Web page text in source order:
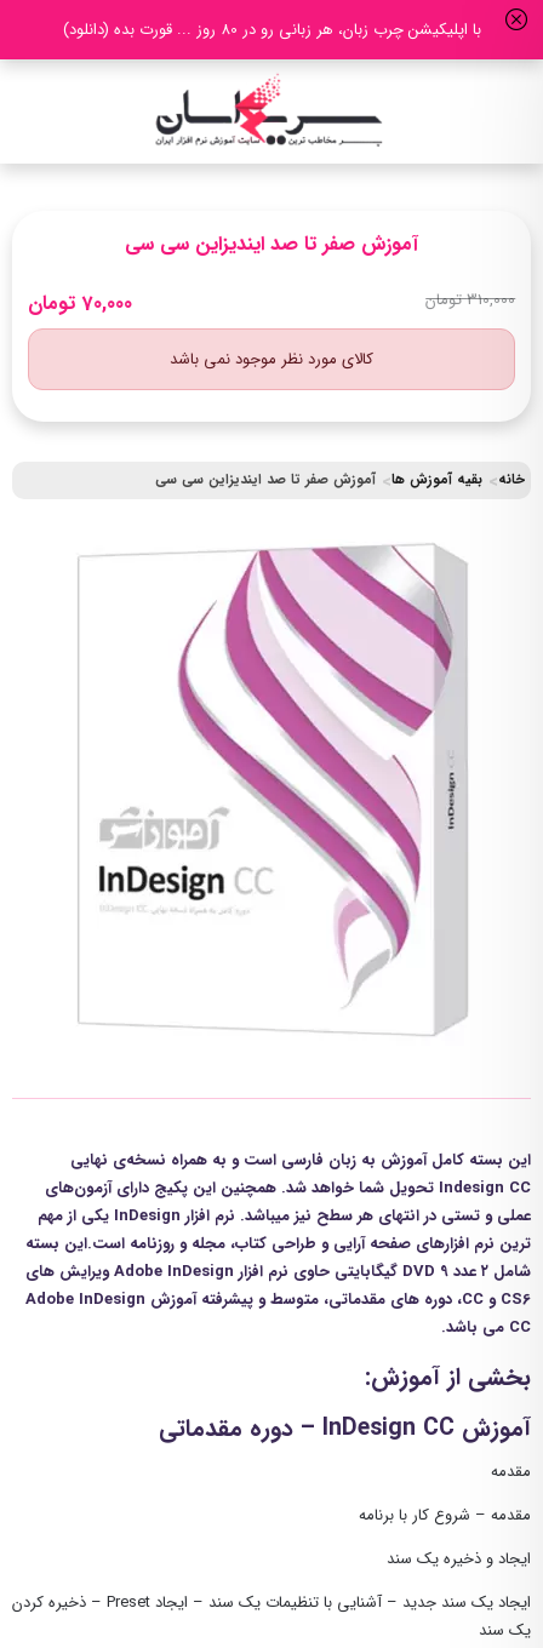
با اپلیکیشن چرب زبان، هر زبانی رو در 80 روز ... قورت بده (دانلود)
خانه بقیه آموزش ها آموزش صفر تا صد ایندیزاین سی سی
آموزش صفر تا صد ایندیزاین سی سی
310,000 تومان 70,000 تومان
کالای مورد نظر موجود نمی باشد
این بسته کامل آموزش به زبان فارسی است و به همراه نسخه‌ی نهایی
Indesign CC تحویل شما خواهد شد. همچنین این پکیج دارای آزمون‌های
عملی و تستی در انتهای هر سطح نیز میباشد. نرم افزار InDesign یکی از مهم
ترین نرم افزارهای صفحه آرایی و طراحی کتاب، مجله و روزنامه است.این بسته
شامل ۲ عدد DVD 9 گیگابایتی حاوی نرم افزار Adobe InDesign ویرایش های
CS6 و CC، دوره های مقدماتی، متوسط و پیشرفته آموزش Adobe InDesign
CC می باشد.
بخشی از آموزش:
آموزش InDesign CC – دوره مقدماتی
مقدمه
مقدمه – شروع کار با برنامه
ایجاد و ذخیره یک سند
ایجاد یک سند جدید – آشنایی با تنظیمات یک سند – ایجاد Preset – ذخیره کردن
یک سند